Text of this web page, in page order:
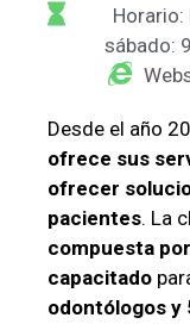
sábado:
Desde el año
ofrece sus
ofrecer
pacientes. La
compuesta
capacitado
odontólogos y